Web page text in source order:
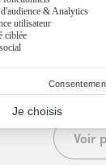
20
Voir